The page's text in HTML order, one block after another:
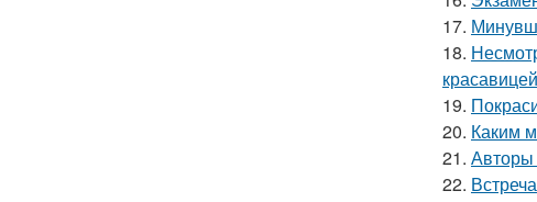
17.
18.
19.
20. Каким
21. Авторы
22.